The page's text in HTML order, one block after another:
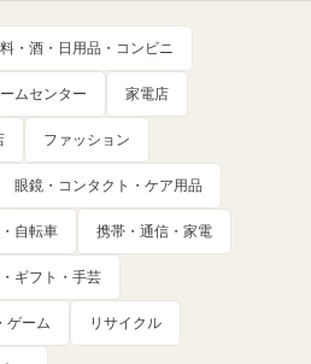
・酒・日用品・コンビニ
ムセンター 家電店
ファッション
眼鏡・コンタクト・ケア用品
自転車 携帯・通信・家電
ギフト・手芸
ゲーム リサイクル